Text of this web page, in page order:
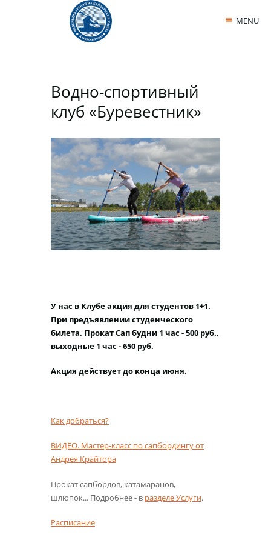
MENU
Водно-спортивный
клуб «Буревестник»
У нас в Клубе акция для студентов 1+1.
При предъявлении студенческого
билета. Прокат Сап будни 1 час - 500 руб.,
выходные 1 час - 650 руб.
Акция действует до конца июня.
Как добраться?
ВИДЕО. Мастер-класс по сапбордингу от
Андрея Крайтора
Прокат сапбордов, катамаранов,
шлюпок... Подробнее - в разделе Услуги.
Расписание